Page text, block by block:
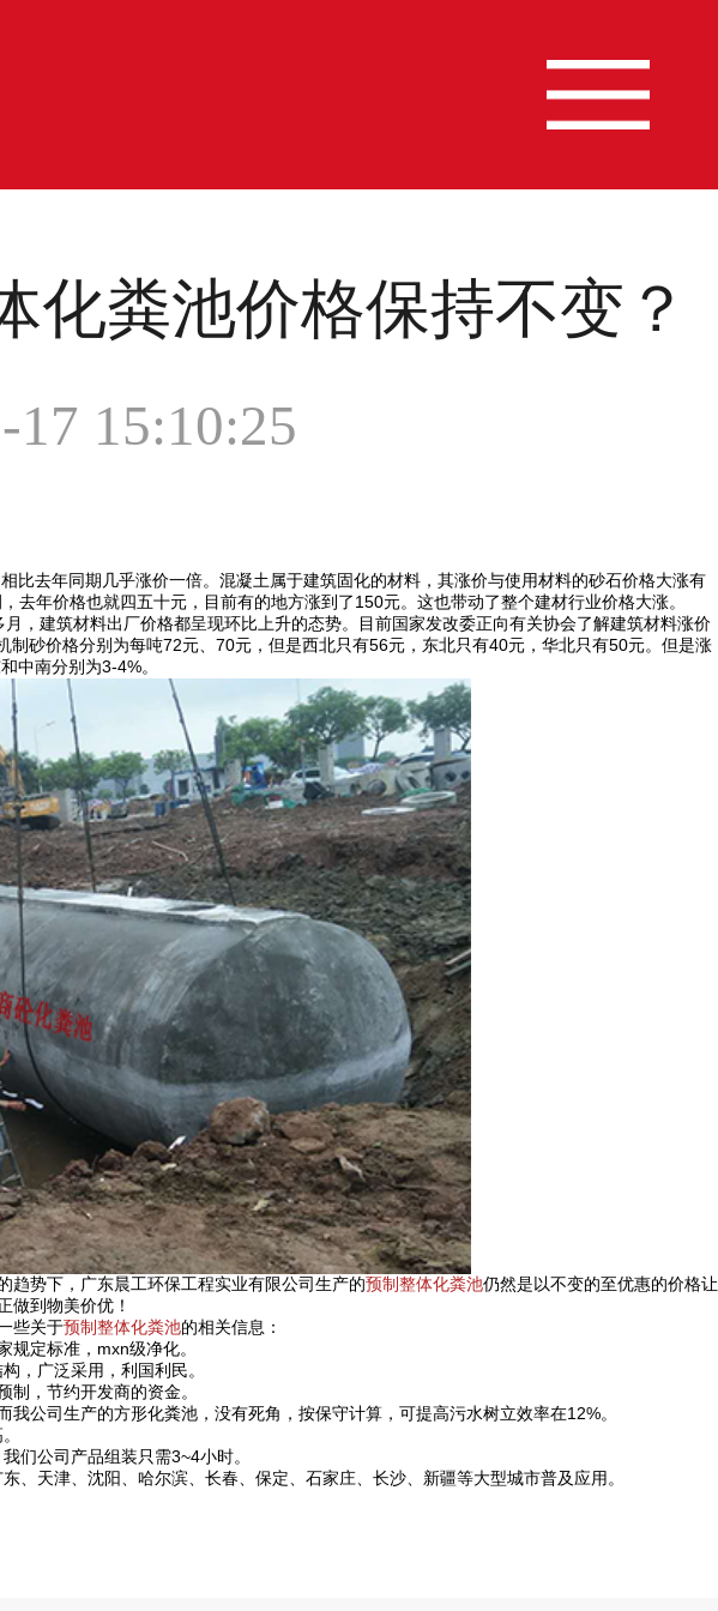
化粪池价格保持不变？
15:10:25
去年同期几乎涨价一倍。混凝土属于建筑固化的材料，其涨价与使用材料的砂石价格大涨有
年价格也就四五十元，目前有的地方涨到了150元。这也带动了整个建材行业价格大涨。
，建筑材料出厂价格都呈现环比上升的态势。目前国家发改委正向有关协会了解建筑材料涨价
砂价格分别为每吨72元、70元，但是西北只有56元，东北只有40元，华北只有50元。但是涨
中南分别为3-4%。
趋势下，广东晨工环保工程实业有限公司生产的预制整体化粪池仍然是以不变的至优惠的价格让
做到物美价优！
些关于预制整体化粪池的相关信息：
定标准，mxn级净化。
，广泛采用，利国利民。
制，节约开发商的资金。
公司生产的方形化粪池，没有死角，按保守计算，可提高污水树立效率在12%。
们公司产品组装只需3~4小时。
天津、沈阳、哈尔滨、长春、保定、石家庄、长沙、新疆等大型城市普及应用。